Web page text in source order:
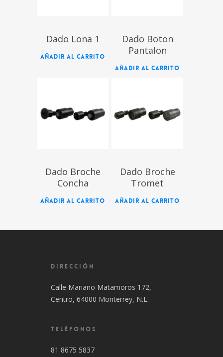
Dado Lona 1
AÑADIR AL CARRITO
Dado Boton
Pantalon
AÑADIR AL CARRITO
Dado Broche
Concha
AÑADIR AL CARRITO
Dado Broche
Tromet
AÑADIR AL CARRITO
DIRECCIÓN
Calle Mariano Matamoros 172,
Centro, 64000 Monterrey, N.L.
TELÉFONOS
81 8675 5837